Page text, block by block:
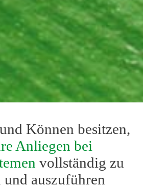
Können besitzen,
Anliegen bei
vollständig zu
und auszuführen